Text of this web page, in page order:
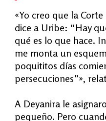
«Yo creo que la
dice a Uribe: “Hay
qué es lo que hace.
me monta un
poquititos días
persecuciones”»,
A Deyanira le
pequeño. Pero